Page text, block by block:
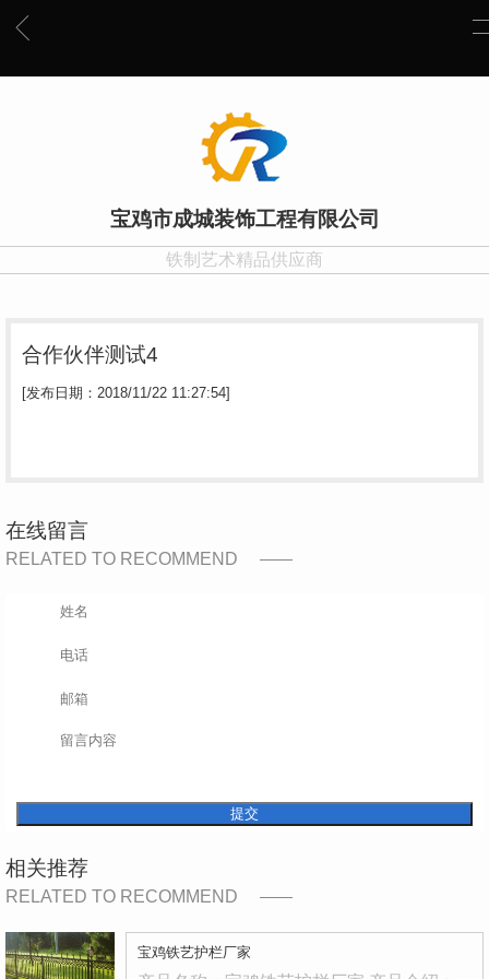
宝鸡市成城装饰工程有限公司
铁制艺术精品供应商
合作伙伴测试4
[发布日期：2018/11/22 11:27:54]
在线留言
RELATED TO RECOMMEND
提交
相关推荐
RELATED TO RECOMMEND
宝鸡铁艺护栏厂家